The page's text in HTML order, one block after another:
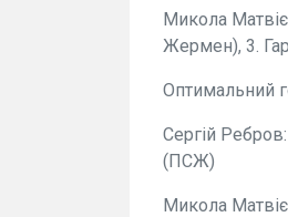
Микола
Жермен), 3.
Оптимальний
Сергій
(ПСЖ)
Микола